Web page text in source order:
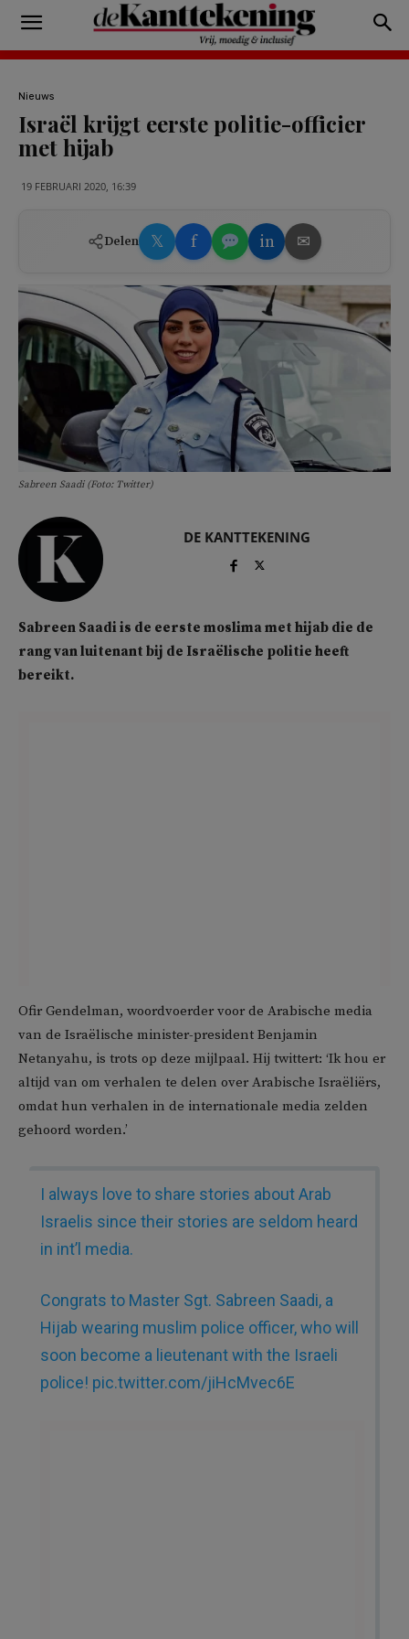
Nieuws
Israël krijgt eerste politie-officier
met hijab
19 FEBRUARI 2020, 16:39
Delen 𝕏 f in ✉
Sabreen Saadi (Foto: Twitter)
DE KANTTEKENING
Sabreen Saadi is de eerste moslima met hijab die de
rang van luitenant bij de Israëlische politie heeft
bereikt.
Ofir Gendelman, woordvoerder voor de Arabische media
van de Israëlische minister-president Benjamin
Netanyahu, is trots op deze mijlpaal. Hij twittert: ‘Ik hou er
altijd van om verhalen te delen over Arabische Israëliërs,
omdat hun verhalen in de internationale media zelden
gehoord worden.’
I always love to share stories about Arab
Israelis since their stories are seldom heard
in int’l media.
Congrats to Master Sgt. Sabreen Saadi, a
Hijab wearing muslim police officer, who will
soon become a lieutenant with the Israeli
police! pic.twitter.com/jiHcMvec6E